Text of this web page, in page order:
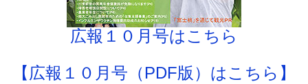
広報１０月号はこちら
【広報１０月号（PDF版）はこちら】